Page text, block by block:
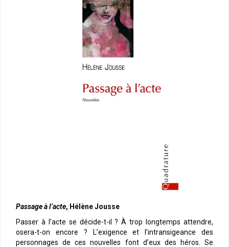
Passage à l’acte, Hélène Jousse
Passer à l’acte se décide-t-il ? À trop longtemps attendre,
osera-t-on encore ? L’exigence et l’intransigeance des
personnages de ces nouvelles font d’eux des héros. Se